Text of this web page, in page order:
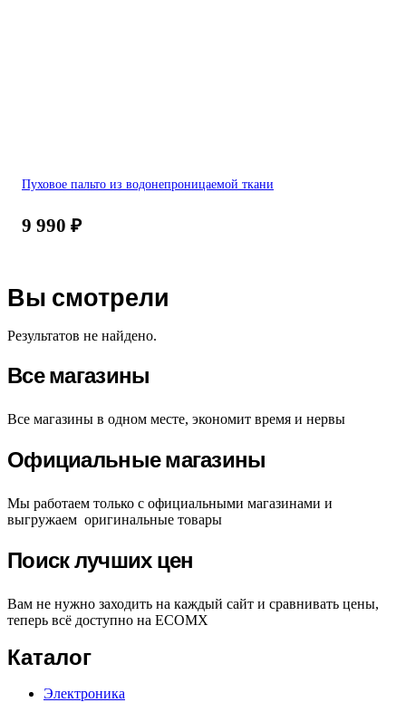
Пуховое пальто из водонепроницаемой ткани
9 990 ₽
Вы смотрели
Результатов не найдено.
Все магазины
Все магазины в одном месте, экономит время и нервы
Официальные магазины
Мы работаем только с официальными магазинами и
выгружаем оригинальные товары
Поиск лучших цен
Вам не нужно заходить на каждый сайт и сравнивать цены,
теперь всё доступно на ECOMX
Каталог
Электроника